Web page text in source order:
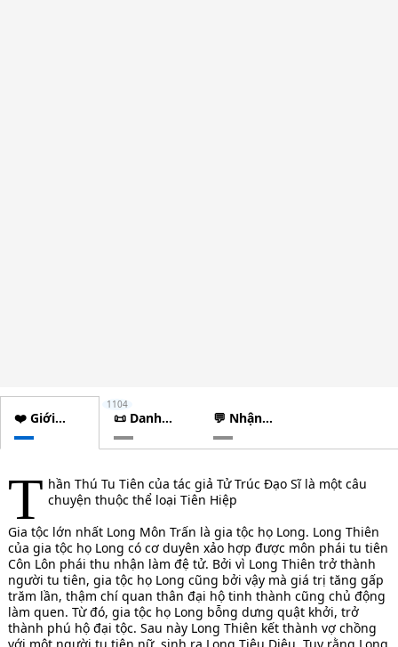
❤️ Giới
thiệu
📜 Danh
sách
chương
1104
💬 Nhận
xét
T hần Thú Tu Tiên của tác giả Tử Trúc Đạo Sĩ là một câu
chuyện thuộc thể loại Tiên Hiệp
Gia tộc lớn nhất Long Môn Trấn là gia tộc họ Long. Long Thiên
của gia tộc họ Long có cơ duyên xảo hợp được môn phái tu tiên
Côn Lôn phái thu nhận làm đệ tử. Bởi vì Long Thiên trở thành
người tu tiên, gia tộc họ Long cũng bởi vậy mà giá trị tăng gấp
trăm lần, thậm chí quan thân đại hộ tinh thành cũng chủ động
làm quen. Từ đó, gia tộc họ Long bỗng dưng quật khởi, trở
thành phú hộ đại tộc. Sau này Long Thiên kết thành vợ chồng